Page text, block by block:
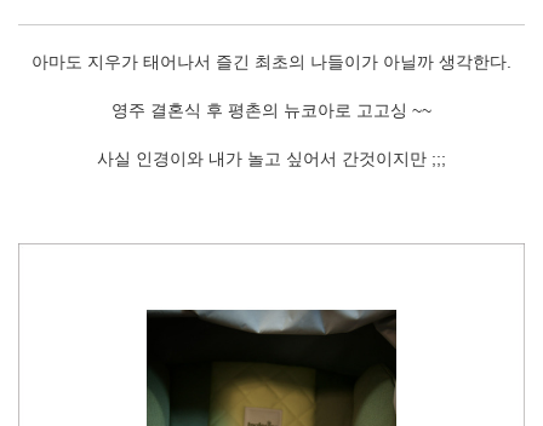
아마도 지우가 태어나서 즐긴 최초의 나들이가 아닐까 생각한다.
영주 결혼식 후 평촌의 뉴코아로 고고싱 ~~
사실 인경이와 내가 놀고 싶어서 간것이지만 ;;;